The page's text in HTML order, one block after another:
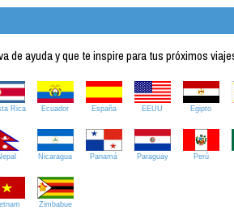
de ayuda y que te inspire para tus próximos
Rica Ecuador España EEUU Egipto
Nicaragua Panamá Paraguay Perú
Zimbabue